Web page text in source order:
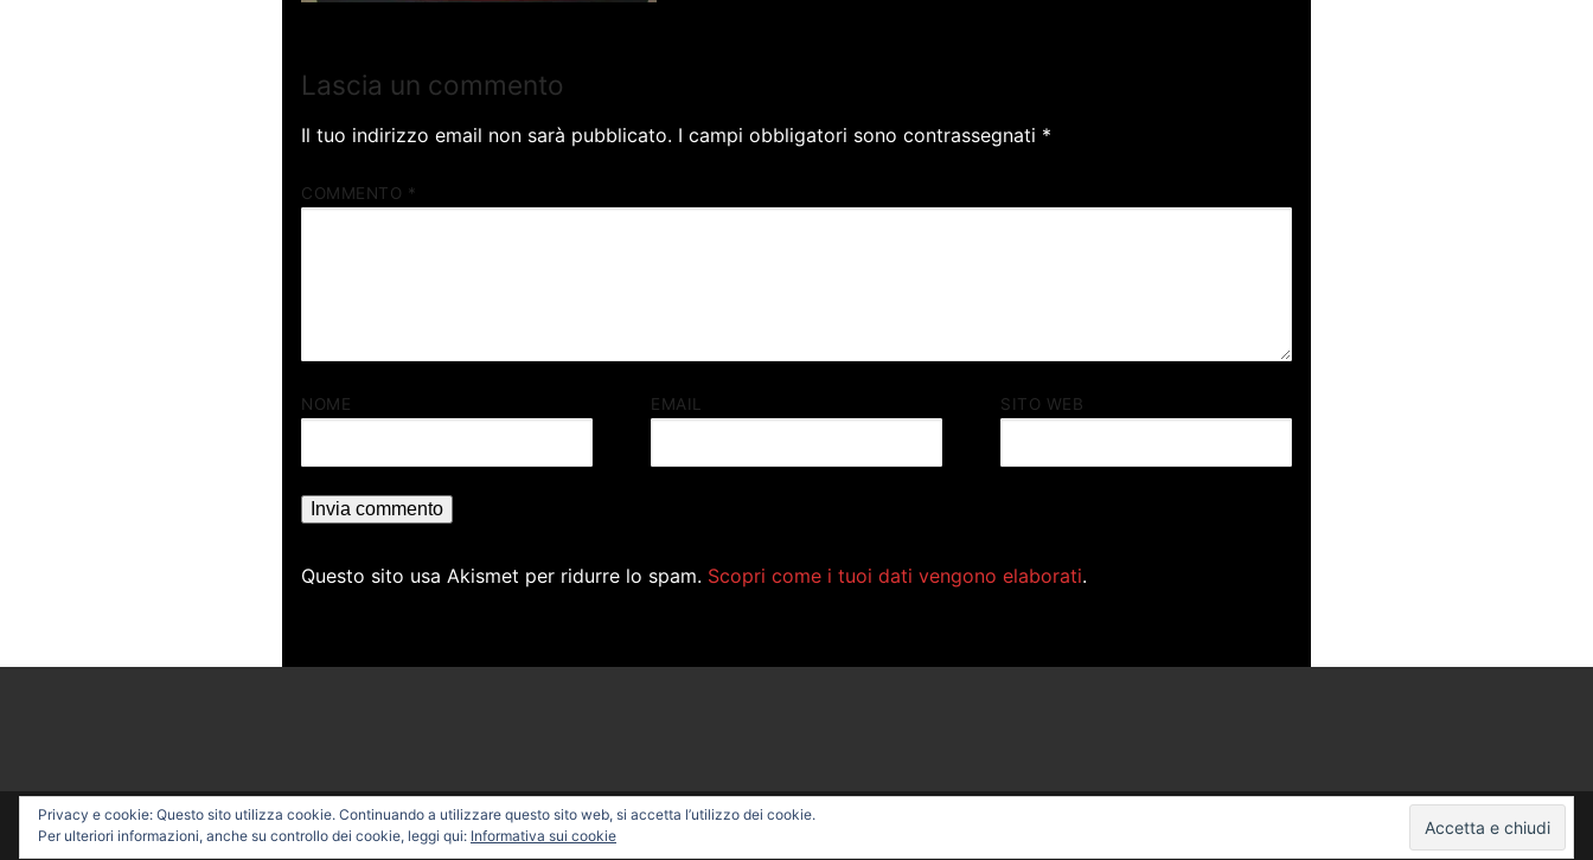
Lascia un commento
Il tuo indirizzo email non sarà pubblicato. I campi obbligatori sono contrassegnati *
COMMENTO *
NOME EMAIL SITO WEB
Questo sito usa Akismet per ridurre lo spam. Scopri come i tuoi dati vengono elaborati.
Copyright © 2026 PROFESSIONAL BIKE – Powered by
Privacy e cookie: Questo sito utilizza cookie. Continuando a utilizzare questo sito web, si accetta l’utilizzo dei cookie.
Per ulteriori informazioni, anche su controllo dei cookie, leggi qui: Informativa sui cookie